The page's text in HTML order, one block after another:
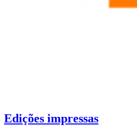
Edições impressas